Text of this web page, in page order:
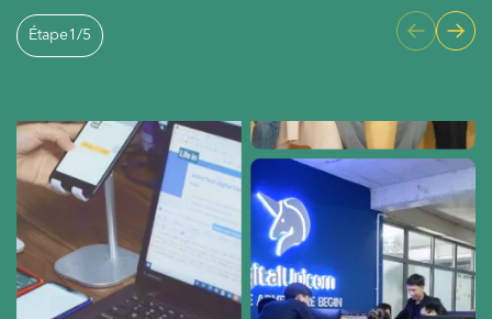
Étape1 /5